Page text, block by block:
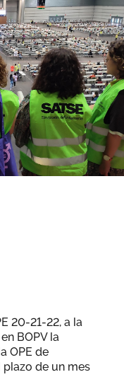
20-21-22, a la
BOPV la
OPE de
de un mes